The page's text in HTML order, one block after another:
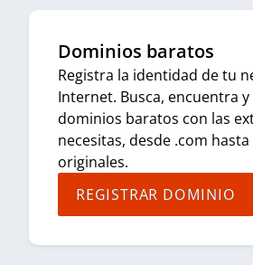
Dominios baratos
Registra la identidad de tu
Internet. Busca, encuentra
dominios baratos con las
necesitas, desde .com hasta
originales.
REGISTRAR DOMINIO